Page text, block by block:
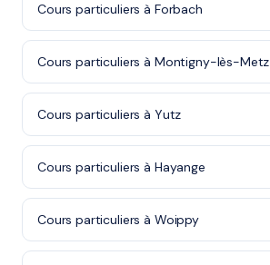
Cours particuliers à Forbach
Cours particuliers à Montigny-lès-Metz
Cours particuliers à Yutz
Cours particuliers à Hayange
Cours particuliers à Woippy